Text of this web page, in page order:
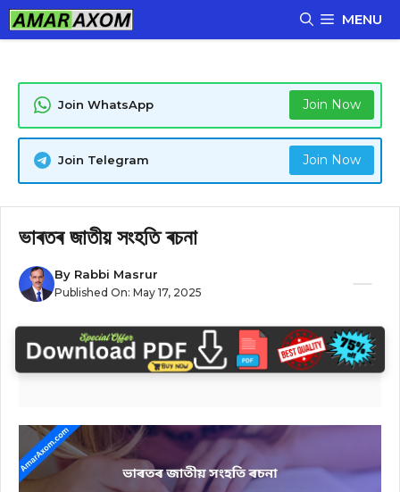
Skip
to
MENU
Join WhatsApp Join Now
Join Telegram Join Now
ভাৰতৰ জাতীয় সংহতি ৰচনা
By Rabbi Masrur
Published On: May 17, 2025